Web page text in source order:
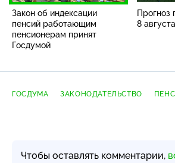
Закон об индексации
пенсий работающим
пенсионерам принят
Госдумой
Прогноз
8 августа
ГОСДУМА ЗАКОНОДАТЕЛЬСТВО
Чтобы оставлять комментарии,